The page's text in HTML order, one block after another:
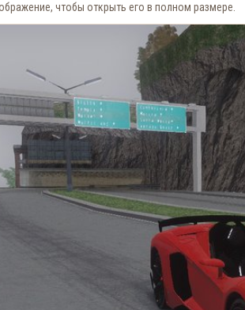
чтобы открыть его в полном размере.